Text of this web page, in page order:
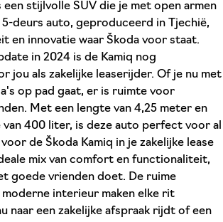
een stijlvolle SUV die je met open armen
deurs auto, geproduceerd in Tjechië,
en innovatie waar Škoda voor staat.
in 2024 is de Kamiq nog
jou als zakelijke leaserijder. Of je nu met
op pad gaat, er is ruimte voor
Met een lengte van 4,25 meter en
van 400 liter, is deze auto perfect voor al
de Škoda Kamiq in je zakelijke lease
mix van comfort en functionaliteit,
goede vrienden doet. De ruime
interieur maken elke rit
naar een zakelijke afspraak rijdt of een